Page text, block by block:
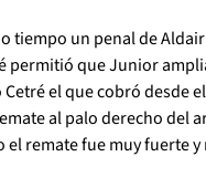
tiempo un penal de
permitió que Junior
el que cobró desde
al palo derecho del
el remate fue muy fuerte